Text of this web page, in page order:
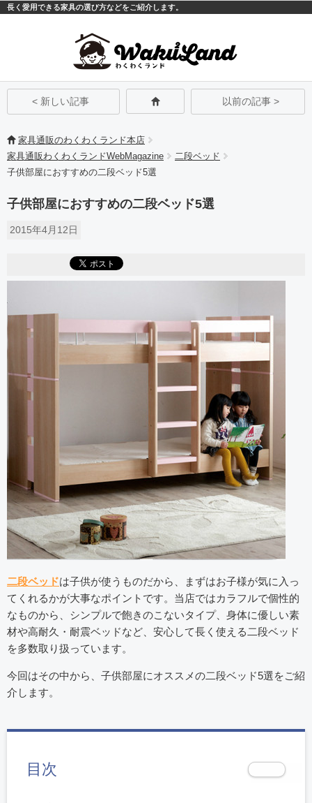
長く愛用できる家具の選び方などをご紹介します。
< 新しい記事 以前の記事 >
家具通販のわくわくランド本店
家具通販わくわくランドWebMagazine
二段ベッド
子供部屋におすすめの二段ベッド5選
子供部屋におすすめの二段ベッド5選
2015年4月12日
二段ベッドは子供が使うものだから、まずはお子様が気に入っ
てくれるかが大事なポイントです。当店ではカラフルで個性的
なものから、シンプルで飽きのこないタイプ、身体に優しい素
材や高耐久・耐震ベッドなど、安心して長く使える二段ベッド
を多数取り扱っています。
今回はその中から、子供部屋にオススメの二段ベッド5選をご紹
介します。
目次
モバイルPC